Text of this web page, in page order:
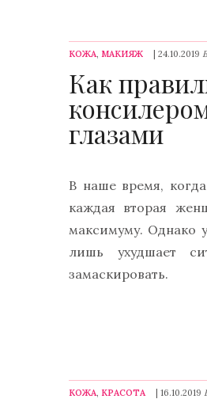
КОЖА, МАКИЯЖ | 24.10.2019
Как
глазами
В наше время,
каждая вторая
максимуму. Однако
лишь ухудшает
замаскировать.
КОЖА, КРАСОТА | 16.10.2019